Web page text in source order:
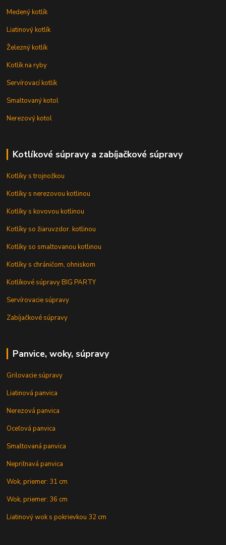
Medený kotlík
Liatinový kotlík
Železný kotlík
Kotlík na ryby
Servírovací kotlík
Smaltovaný kotol
Nerezový kotol
Kotlíkové súpravy a zabíjačkové súpravy
Kotlíky s trojnožkou
Kotlíky s nerezovou kotlinou
Kotlíky s kovovou kotlinou
Kotlíky so žiaruvzdor. kotlinou
Kotlíky so smaltovanou kotlinou
Kotlíky s chráničom, ohniskom
Kotlíkové súpravy BIG PARTY
Servírovacie súpravy
Zabíjačkové súpravy
Panvice, woky, súpravy
Grilovacie súpravy
Liatinová panvica
Nerezová panvica
Oceľová panvica
Smaltovaná panvica
Nepriľnavá panvica
Wok, priemer: 31 cm
Wok, priemer: 36 cm
Liatinový wok s pokrievkou 32 cm